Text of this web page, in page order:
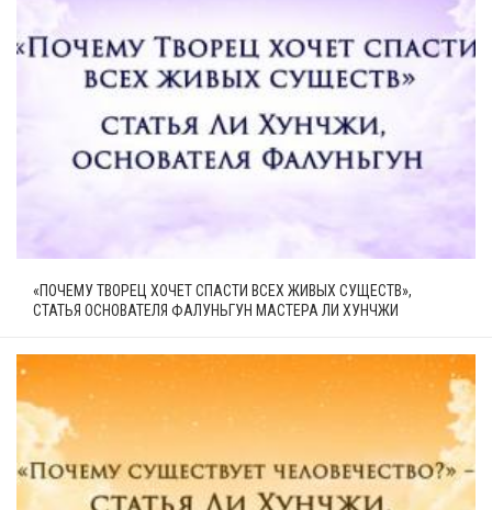
«ПОЧЕМУ ТВОРЕЦ ХОЧЕТ СПАСТИ ВСЕХ ЖИВЫХ СУЩЕСТВ»,
СТАТЬЯ ОСНОВАТЕЛЯ ФАЛУНЬГУН МАСТЕРА ЛИ ХУНЧЖИ